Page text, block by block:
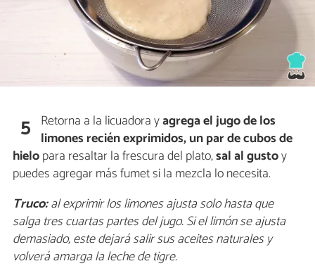
5 Retorna a la licuadora yagrega el jugo de los
limones recién exprimidos, un par de cubos de
hielopara resaltar la frescura del plato,sal al gustoy
puedes agregar más fumet si la mezcla lo necesita.
Truco:al exprimir los limones ajusta solo hasta que
salga tres cuartas partes del jugo. Si el limón se ajusta
demasiado, este dejará salir sus aceites naturales y
volverá amarga la leche de tigre.